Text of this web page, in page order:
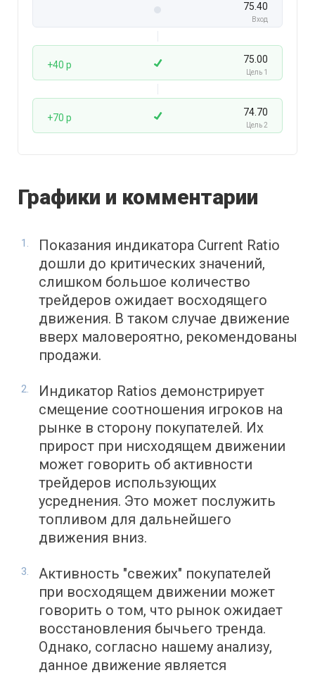
75.40
Вход
+40 p 75.00
Цель 1
+70 p 74.70
Цель 2
Графики и комментарии
Показания индикатора Current Ratio
дошли до критических значений,
слишком большое количество
трейдеров ожидает восходящего
движения. В таком случае движение
вверх маловероятно, рекомендованы
продажи.
Индикатор Ratios демонстрирует
смещение соотношения игроков на
рынке в сторону покупателей. Их
прирост при нисходящем движении
может говорить об активности
трейдеров использующих
усреднения. Это может послужить
топливом для дальнейшего
движения вниз.
Активность "свежих" покупателей
при восходящем движении может
говорить о том, что рынок ожидает
восстановления бычьего тренда.
Однако, согласно нашему анализу,
данное движение является